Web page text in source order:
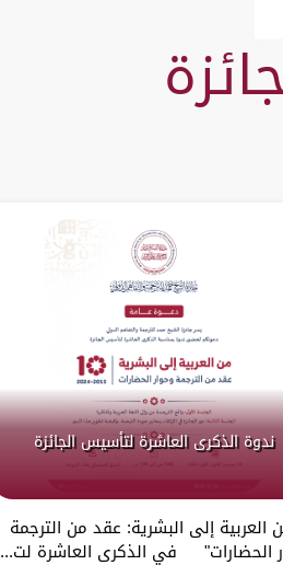
ندوة الذكرى العاشرة لتأسيس الجائزة
العربية إلى البشرية: عقد من الترجمة
الحضارات" في الذكرى العاشرة لت...